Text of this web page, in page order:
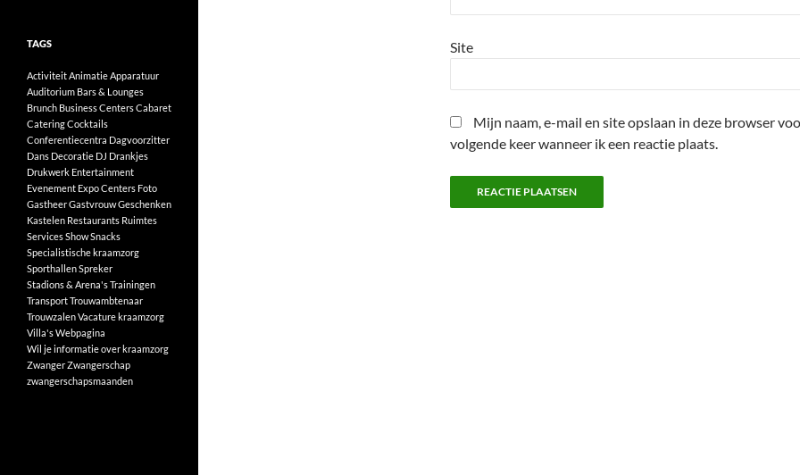
Site
Mijn naam, e-mail en site opslaan in deze browser
volgende keer wanneer ik een reactie plaats.
TAGS
ActiviteitAnimatieApparatuur
Auditorium Bars & Lounges
Brunch Business CentersCabaret
CateringCocktails
Conferentiecentra Dagvoorzitter
Dans Decoratie DJ Drankjes
Drukwerk Entertainment
Evenement Expo Centers Foto
GastheerGastvrouwGeschenken
Kastelen Restaurants Ruimtes
ServicesShowSnacks
Specialistische kraamzorg
SporthallenSpreker
Stadions & Arena'sTrainingen
TransportTrouwambtenaar
TrouwzalenVacature kraamzorg
Villa'sWebpagina
Wil je informatie over kraamzorg
ZwangerZwangerschap
zwangerschapsmaanden